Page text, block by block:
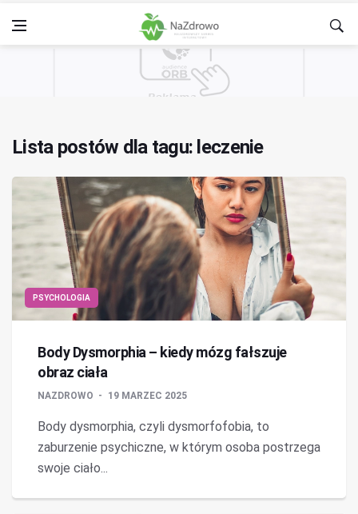
Lista postów dla tagu: leczenie
PSYCHOLOGIA
Body Dysmorphia – kiedy mózg fałszuje
obraz ciała
NAZDROWO 19 MARZEC 2025
Body dysmorphia, czyli dysmorfofobia, to
zaburzenie psychiczne, w którym osoba postrzega
swoje ciało...